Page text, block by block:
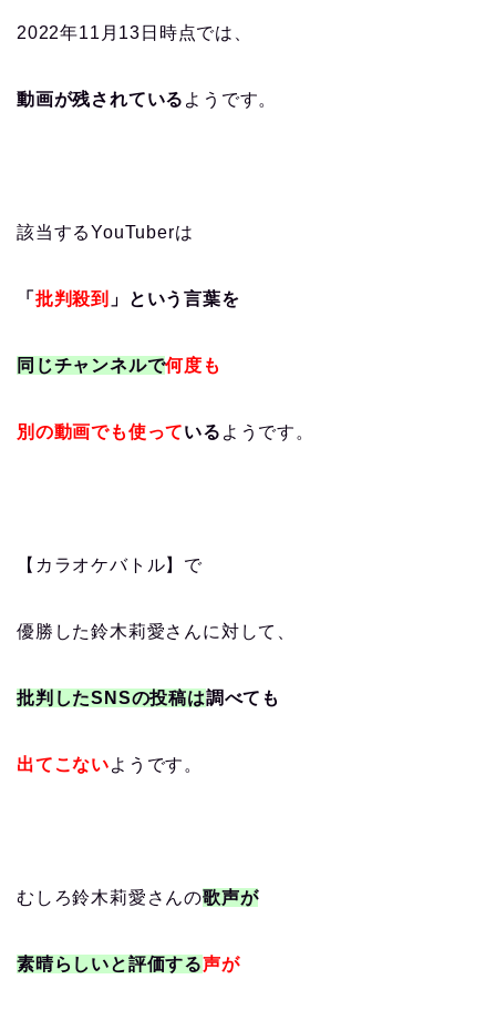
2022年11月13日時点では、
動画が残されている ようです。
該当するYouTuberは
「 批判殺到 」という言葉を
同じチャンネルで何度も
別の動画でも使っている ようです。
【カラオケバトル】で
優勝した鈴木莉愛さんに対して、
批判したSNSの投稿は調べても
出てこないようです。
むしろ鈴木莉愛さんの歌声が
素晴らしいと評価する声が